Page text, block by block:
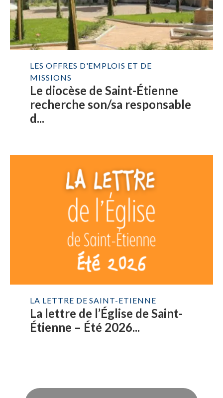
LES OFFRES D'EMPLOIS ET DE
MISSIONS
Le diocèse de Saint-Étienne
recherche son/sa responsable
d...
LA LETTRE DE SAINT-ETIENNE
La lettre de l’Église de Saint-
Étienne – Été 2026...